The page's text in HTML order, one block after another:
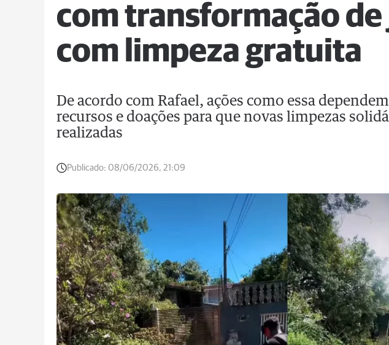
com transformação
com limpeza gratuita
De acordo com Rafael, ações como essa
recursos e doações para que novas limpezas
realizadas
Publicado: 08/06/2026, 21:09